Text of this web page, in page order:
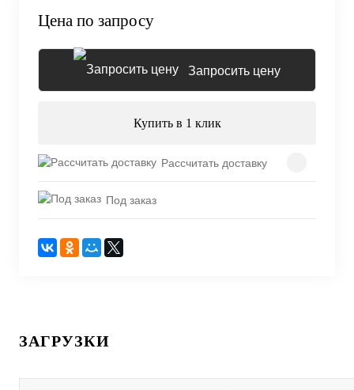
Цена по запросу
Запросить цену
Купить в 1 клик
Рассчитать доставку
Под заказ
ЗАГРУЗКИ